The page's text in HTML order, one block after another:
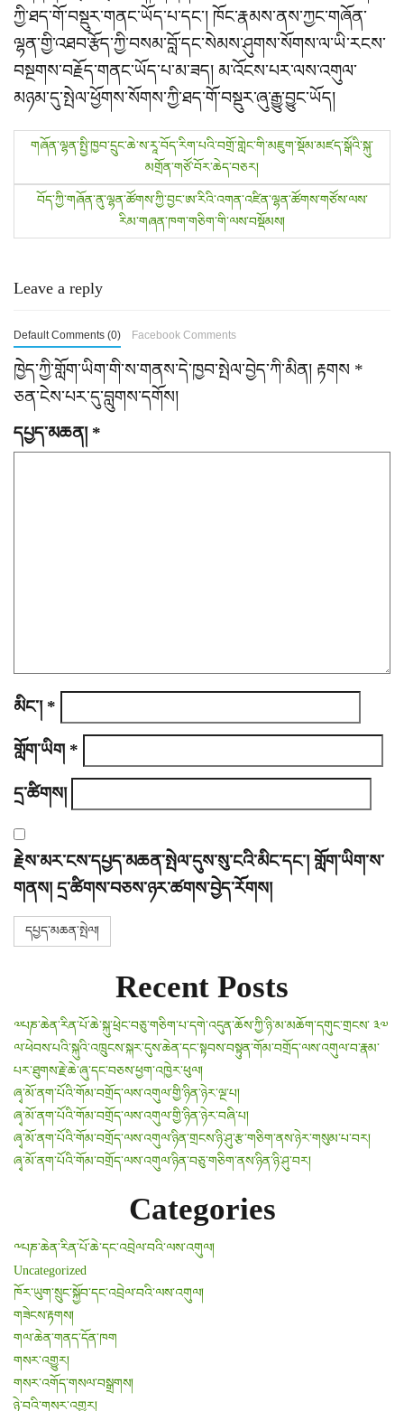
ཀྱི་ཐད་གོ་བསྡུར་གནང་ཡོད་པ་དང་། ཁོང་རྣམས་ནས་ཀྱང་གཞོན་
ལྷན་གྱི་འཐབ་རྩོད་ཀྱི་བསམ་བློ་དང་སེམས་ཤུགས་སོགས་ལ་ཡི་རངས་
བསྔགས་བརྗོད་གནང་ཡོད་པ་མ་ཟད། མ་འོངས་པར་ལས་འགུལ་
མཉམ་དུ་སྤེལ་ཕྱོགས་སོགས་ཀྱི་ཐད་གོ་བསྡུར་ཞུ་རྒྱུ་བྱུང་ཡོད།
P
o
n
a
v
i
g
གཞོན་ལྷན་སྤྱི་ཁྱབ་དྲུང་ཆེ་ས་རཱ་བོད་རིག་པའི་བགྲོ་གླེང་གི་མཇུག་སྡོམ་མཛད་སྒོའི་སྐུ་
མགྲོན་གཙོ་བོར་ཆེད་བཅར།
བོད་ཀྱི་གཞོན་ནུ་ལྷན་ཚོགས་ཀྱི་བྱང་ཨ་རིའི་འགན་འཛིན་ལྷན་ཚོགས་གཙོས་ལས་
རིམ་གཞན་ཁག་གཅིག་གི་ལས་བསྡོམས།
Leave a reply
Default Comments (0) Facebook Comments
ཁྱེད་ཀྱི་གློག་ཡིག་གི་ས་གནས་དེ་ཁྱབ་སྤེལ་བྱེད་ཀི་མིན། རྟགས *
ཅན་ངེས་པར་དུ་བླུགས་དགོས།
དཔྱད་མཆན། *
མིང་། *
གློག་ཡིག *
དྲ་ཚིགས།
རྗེས་མར་ངས་དཔྱད་མཆན་སྤེལ་དུས་སུ་ངའི་མིང་དང་། གློག་ཡིག་ས་
གནས། དྲ་ཚིགས་བཅས་ཉར་ཚགས་བྱེད་རོགས།
Recent Posts
༧པཎ་ཆེན་རིན་པོ་ཆེ་སྐུ་ཕྲེང་བཅུ་གཅིག་པ་དགེ་འདུན་ཆོས་ཀྱི་ཉི་མ་མཆོག་དགུང་གྲངས་ ༣༧
ལ་ཕེབས་པའི་སྐུའི་འཁྲུངས་སྐར་དུས་ཆེན་དང་སྟབས་བསྟུན་གོམ་བགྲོད་ལས་འགུལ་བ་རྣམ་
པར་ཐུགས་རྗེ་ཆེ་ཞུ་དང་བཅས་ཕྱག་འཁྱེར་ཕུལ།
ཞྭ་མོ་ནག་པོའི་གོམ་བགྲོད་ལས་འགུལ་གྱི་ཉིན་ཉེར་ལྔ་པ།
ཞྭ་མོ་ནག་པོའི་གོམ་བགྲོད་ལས་འགུལ་གྱི་ཉིན་ཉེར་བཞི་པ།
ཞྭ་མོ་ནག་པོའི་གོམ་བགྲོད་ལས་འགུལ་ཉིན་གྲངས་ཉི་ཤུ་རྩ་གཅིག་ནས་ཉེར་གསུམ་པ་བར།
ཞྭ་མོ་ནག་པོའི་གོམ་བགྲོད་ལས་འགུལ་ཉིན་བཅུ་གཅིག་ནས་ཉིན་ཉི་ཤུ་བར།
Categories
༸པཎ་ཆེན་རིན་པོ་ཆེ་དང་འབྲེལ་བའི་ལས་འགུལ།
Uncategorized
ཁོར་ཡུག་སྲུང་སྐྱོབ་དང་འབྲེལ་བའི་ལས་འགུལ།
གཟེངས་རྟགས།
གལ་ཆེན་གནད་དོན་ཁག
གསར་འགྱུར།
གསར་འགོད་གསལ་བསྒྲགས།
ཉེ་བའི་གསར་འགྱུར།